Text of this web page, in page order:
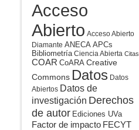
Acceso
Abierto Acceso Abierto
Diamante ANECA APCs
Bibliometría Ciencia Abierta Citas
COAR CoARA Creative
Commons Datos Datos
Abiertos Datos de
investigación Derechos
de autor Ediciones UVa
Factor de impacto FECYT